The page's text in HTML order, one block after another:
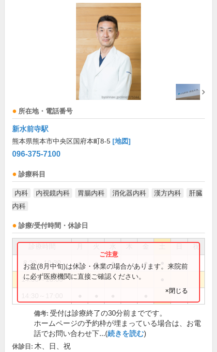
所在地・電話番号
新水前寺駅
熊本県熊本市中央区国府本町8-5 [地図]
096-375-7100
診療科目
内科 内視鏡内科 胃腸内科 消化器内科 漢方内科
肝臓
内科
診療/受付時間・休診日
祝
8:30～10:30 ● ● ● ●
14:30～16:00
お盆(8月中旬)は休診・休業の場合があります。来院前
に必ず医療機関に直接ご確認ください。
×閉じる
備考: 受付は診療終了の30分前までです。
ホームページの予約枠が埋まっている場合は、お電
話でお問い合わせ下...(続きを読む)
休診日: 木、日、祝